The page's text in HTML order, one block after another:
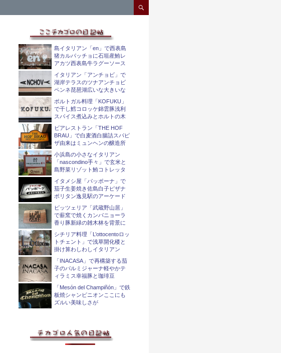
島イタリアン「en」で西表島
猪カルパッチョに石垣産鮪レ
アカツ西表島牛ラグーソース
イタリアン「アンチョビ」で
湖岸テラスのツナアンチョビ
ペンネ琵琶湖広いな大きいな
ポルトガル料理「KOFUKU」
で干し鱈コロッケ錦雲豚浅利
スパイス煮込みとホルトの木
ビアレストラン「THE HOF
BRAU」で白麦酒白腸詰スパピ
ザ由来はミュンヘンの醸造所
小浜島の小さなイタリアン
「nascondino手々」で玄米と
島野菜リゾット鮪コトレッタ
イタメシ屋「パッポーナ」で
茄子生姜焼き佐島白子ピザナ
ポリタン逸見駅のアーケード
ピッツェリア「武蔵野山居」
で薪窯で焼くカンパニョーラ
香り豚新緑の雑木林を背景に
シチリア料理「L’ottocentoロッ
トチェント」で浅草開化楼と
掛け算わしわしイタリアン
「INACASA」で再構築する茄
子のパルミジャーナ軽やかテ
ィラミス幸福豚と珈琲豆
「Mesón del Champiñón」で鉄
板焼シャンピニオンここにも
ズルい美味しさが